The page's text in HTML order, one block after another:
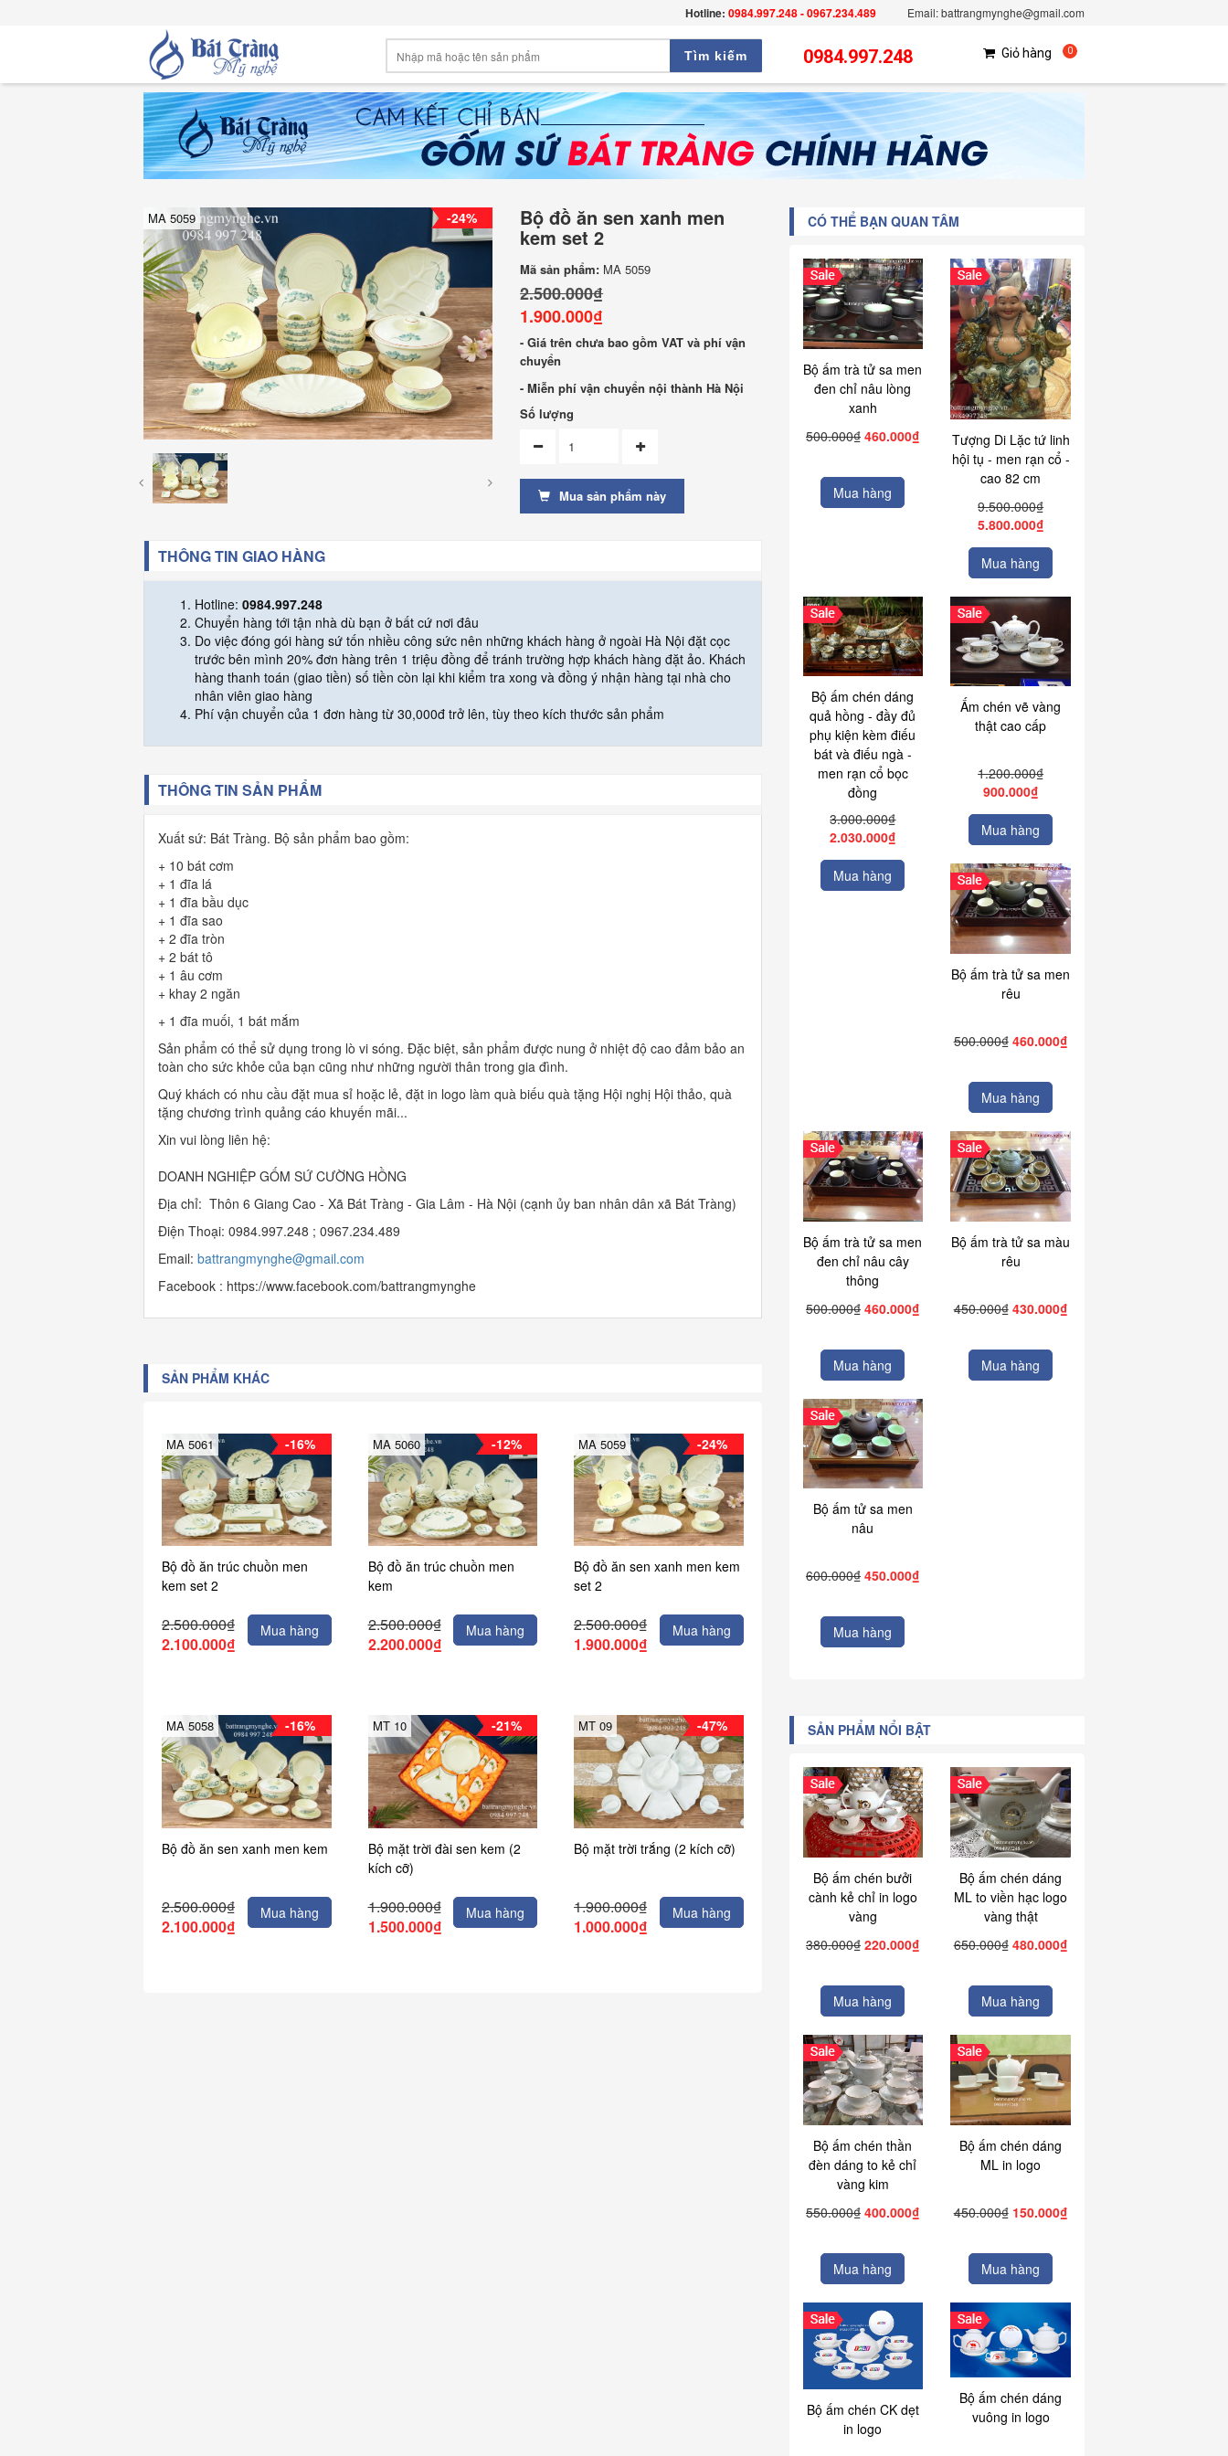
Hotline: 0984.997.248 - 0967.234.489 Email: battrangmynghe@gmail.com
Tìm kiếm 0984.997.248 Giỏ hàng 0
-24%
MA 5059 Bộ đồ ăn sen xanh men
kem set 2
Mã sản phẩm: MA 5059
2.500.000₫
1.900.000₫
- Giá trên chưa bao gồm VAT và phí vận
chuyển
- Miễn phí vận chuyển nội thành Hà Nội
Số lượng
Mua sản phẩm này
THÔNG TIN GIAO HÀNG
Hotline: 0984.997.248
Chuyển hàng tới tận nhà dù bạn ở bất cứ nơi đâu
Do việc đóng gói hàng sứ tốn nhiều công sức nên những khách hàng ở ngoài Hà Nội đặt cọc
trước bên mình 20% đơn hàng trên 1 triệu đồng để tránh trường hợp khách hàng đặt ảo. Khách
hàng thanh toán (giao tiền) số tiền còn lại khi kiểm tra xong và đồng ý nhận hàng tại nhà cho
nhân viên giao hàng
Phí vận chuyển của 1 đơn hàng từ 30,000đ trở lên, tùy theo kích thước sản phẩm
THÔNG TIN SẢN PHẨM
Xuất sứ: Bát Tràng. Bộ sản phẩm bao gồm:
+ 10 bát cơm
+ 1 đĩa lá
+ 1 đĩa bầu dục
+ 1 đĩa sao
+ 2 đĩa tròn
+ 2 bát tô
+ 1 âu cơm
+ khay 2 ngăn
+ 1 đĩa muối, 1 bát mắm
Sản phẩm có thể sử dụng trong lò vi sóng. Đặc biệt, sản phẩm được nung ở nhiệt độ cao đảm bảo an
toàn cho sức khỏe của bạn cũng như những người thân trong gia đình.
Quý khách có nhu cầu đặt mua sỉ hoặc lẻ, đặt in logo làm quà biếu quà tặng Hội nghị Hội thảo, quà
tặng chương trình quảng cáo khuyến mãi...
Xin vui lòng liên hệ:
DOANH NGHIỆP GỐM SỨ CƯỜNG HỒNG
Địa chỉ: Thôn 6 Giang Cao - Xã Bát Tràng - Gia Lâm - Hà Nội (cạnh ủy ban nhân dân xã Bát Tràng)
Điện Thoại: 0984.997.248 ; 0967.234.489
Email: battrangmynghe@gmail.com
Facebook : https://www.facebook.com/battrangmynghe
SẢN PHẨM KHÁC
-16%
MA 5061
Bộ đồ ăn trúc chuồn men
kem set 2
2.500.000₫
2.100.000₫
Mua hàng
-12%
MA 5060
Bộ đồ ăn trúc chuồn men
kem
2.500.000₫
2.200.000₫
Mua hàng
-24%
MA 5059
Bộ đồ ăn sen xanh men kem
set 2
2.500.000₫
1.900.000₫
Mua hàng
-16%
MA 5058
Bộ đồ ăn sen xanh men kem
2.500.000₫
2.100.000₫
Mua hàng
-21%
MT 10
Bộ mặt trời đài sen kem (2
kích cỡ)
1.900.000₫
1.500.000₫
Mua hàng
-47%
MT 09
Bộ mặt trời trắng (2 kích cỡ)
1.900.000₫
1.000.000₫
Mua hàng
CÓ THỂ BẠN QUAN TÂM
Bộ ấm trà tử sa men
đen chỉ nâu lòng
xanh
500.000₫ 460.000₫
Mua hàng
Tượng Di Lặc tứ linh
hội tụ - men rạn cổ -
cao 82 cm
9.500.000₫
5.800.000₫
Mua hàng
Bộ ấm chén dáng
quả hồng - đầy đủ
phụ kiện kèm điếu
bát và điếu ngà -
men rạn cổ bọc
đồng
3.000.000₫
2.030.000₫
Mua hàng
Ấm chén vẽ vàng
thật cao cấp
1.200.000₫
900.000₫
Mua hàng
Bộ ấm trà tử sa men
rêu
500.000₫ 460.000₫
Mua hàng
Bộ ấm trà tử sa men
đen chỉ nâu cây
thông
500.000₫ 460.000₫
Mua hàng
Bộ ấm trà tử sa màu
rêu
450.000₫ 430.000₫
Mua hàng
Bộ ấm tử sa men
nâu
600.000₫ 450.000₫
Mua hàng
SẢN PHẨM NỔI BẬT
Bộ ấm chén bưởi
cành kẻ chỉ in logo
vàng
380.000₫ 220.000₫
Mua hàng
Bộ ấm chén dáng
ML to viền hạc logo
vàng thật
650.000₫ 480.000₫
Mua hàng
Bộ ấm chén thần
đèn dáng to kẻ chỉ
vàng kim
550.000₫ 400.000₫
Mua hàng
Bộ ấm chén dáng
ML in logo
450.000₫ 150.000₫
Mua hàng
Bộ ấm chén CK dẹt
in logo
Bộ ấm chén dáng
vuông in logo